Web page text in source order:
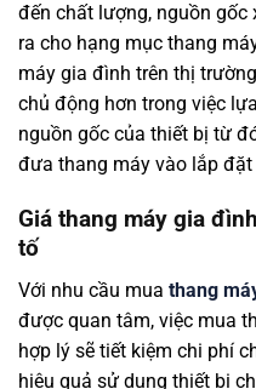
đến chất lượng, nguồn
ra cho hạng mục thang
máy gia đình trên thị
chủ động hơn trong việc
nguồn gốc của thiết bị từ
đưa thang máy vào lắp
Giá thang máy gia
tố
Với nhu cầu mua thang
được quan tâm, việc mua
hợp lý sẽ tiết kiệm chi phí
hiệu quả sử dụng thiết bị